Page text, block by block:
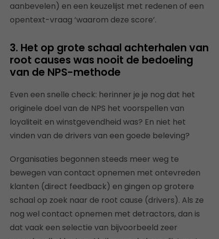
aanbevelen) en een keuzelijst met redenen of een
opentext-vraag ‘waarom deze score’.
3. Het op grote schaal achterhalen van
root causes was nooit de bedoeling
van de NPS-methode
Even een snelle check: herinner je je nog dat het
originele doel van de NPS het voorspellen van
loyaliteit en winstgevendheid was? En niet het
vinden van de drivers van een goede beleving?
Organisaties begonnen steeds meer weg te
bewegen van contact opnemen met ontevreden
klanten (direct feedback) en gingen op grotere
schaal op zoek naar de root cause (drivers). Als ze
nog wel contact opnemen met detractors, dan is
dat vaak een selectie van bijvoorbeeld zeer